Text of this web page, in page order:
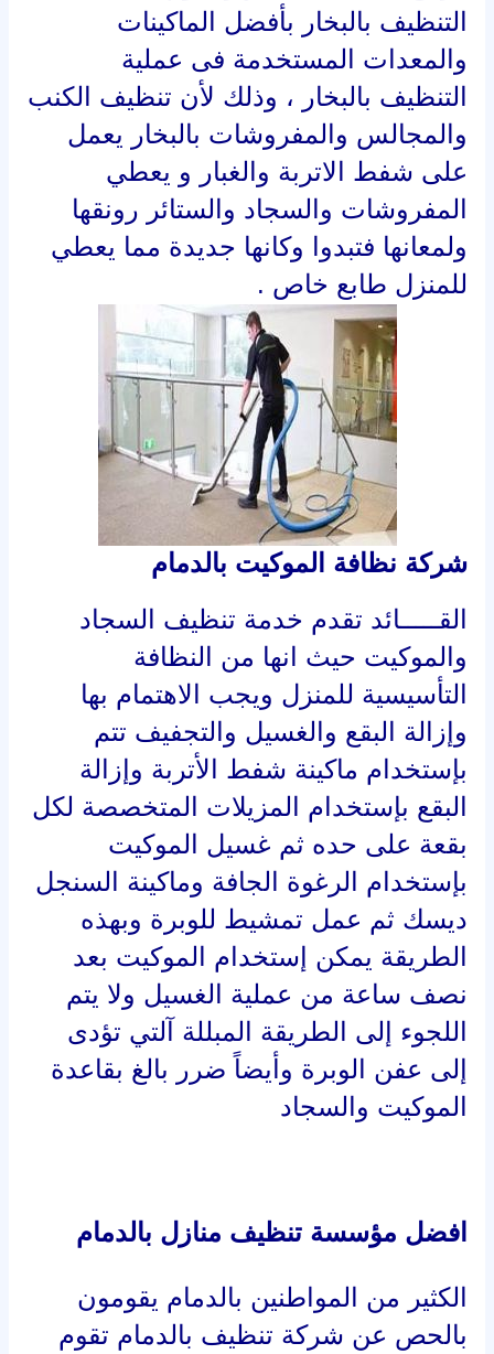
التنظيف بالبخار بأفضل الماكينات
والمعدات المستخدمة فى عملية
التنظيف بالبخار ، وذلك لأن تنظيف الكنب
والمجالس والمفروشات بالبخار يعمل
على شفط الاتربة والغبار و يعطي
المفروشات والسجاد والستائر رونقها
ولمعانها فتبدوا وكانها جديدة مما يعطي
للمنزل طابع خاص .
شركة نظافة الموكيت بالدمام
القـــــائد تقدم خدمة تنظيف السجاد
والموكيت حيث انها من النظافة
التأسيسية للمنزل ويجب الاهتمام بها
وإزالة البقع والغسيل والتجفيف تتم
بإستخدام ماكينة شفط الأتربة وإزالة
البقع بإستخدام المزيلات المتخصصة لكل
بقعة على حده ثم غسيل الموكيت
بإستخدام الرغوة الجافة وماكينة السنجل
ديسك ثم عمل تمشيط للوبرة وبهذه
الطريقة يمكن إستخدام الموكيت بعد
نصف ساعة من عملية الغسيل ولا يتم
اللجوء إلى الطريقة المبللة آلتي تؤدى
إلى عفن الوبرة وأيضاً ضرر بالغ بقاعدة
الموكيت والسجاد
افضل مؤسسة تنظيف منازل بالدمام
الكثير من المواطنين بالدمام يقومون
بالحص عن شركة تنظيف بالدمام تقوم